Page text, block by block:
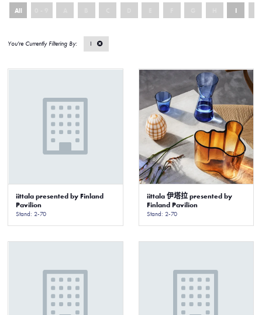
All I
I
iittala presented by Finland
Pavilion
Stand: 2-70
iittala 伊塔拉 presented by
Finland Pavilion
Stand: 2-70